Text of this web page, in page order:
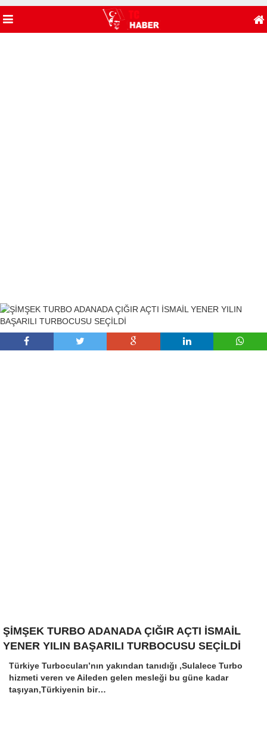
ŞİMŞEK TURBO ADANADA ÇIĞIR AÇTI İSMAİL
YENER YILIN BAŞARILI TURBOCUSU SEÇİLDİ
Türkiye Turbocuları’nın yakından tanıdığı ,Sulalece Turbo
hizmeti veren ve Aileden gelen mesleği bu güne kadar
taşıyan,Türkiyenin bir…